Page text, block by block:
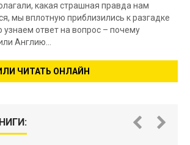
какая страшная правда нам
мы вплотную приблизились к разгадке
узнаем ответ на вопрос – почему
Англию…
ЧИТАТЬ ОНЛАЙН